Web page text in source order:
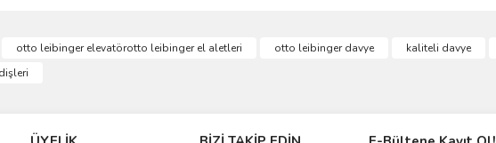
Bu ürüne ilk yorumu siz yapın!
otto leibinger elevatörotto leibinger el aletleri otto leibinger davye kaliteli davye